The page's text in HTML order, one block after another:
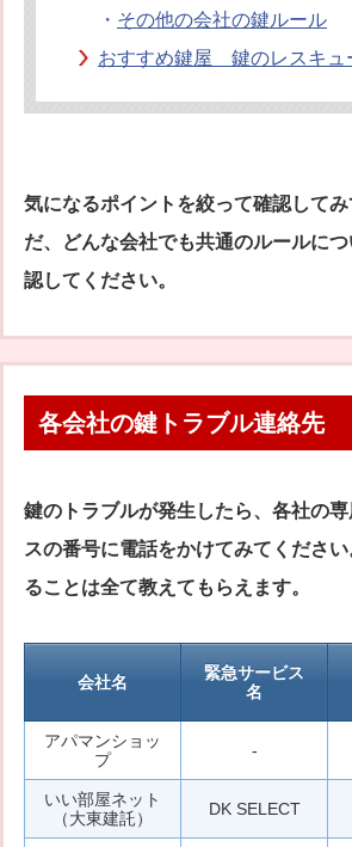
・ その他の会社の鍵ルール
おすすめ鍵屋 鍵のレスキュ
気になるポイントを絞って確認して
だ、どんな会社でも共通のルールに
認してください。
各会社の鍵トラブル連絡先
鍵のトラブルが発生したら、各社の
スの番号に電話をかけてみてくださ
ることは全て教えてもらえます。
会社名
緊急サービス
名
アパマンショッ
プ
-
いい部屋ネット
（大東建託）
DK SELECT